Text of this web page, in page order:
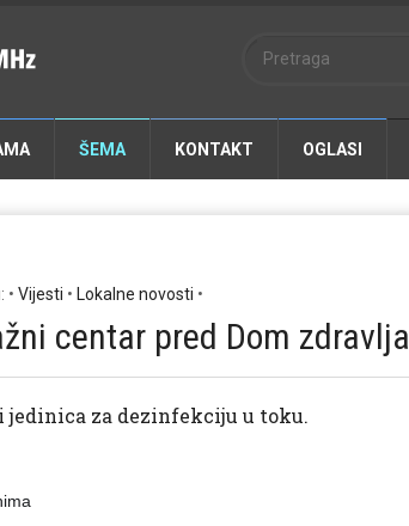
ŠEMA KONTAKT OGLASI
• Vijesti • Lokalne novosti •
centar pred Dom zdravlja
jedinica za dezinfekciju u toku.